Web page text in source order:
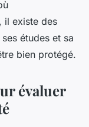
il existe des
études et sa
bien protégé.
évaluer